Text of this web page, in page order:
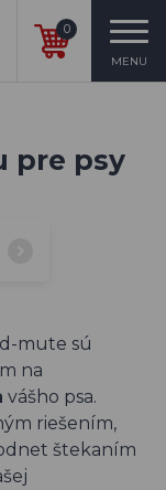
0
MENU
pre psy
mute sú
na
vášho psa.
riešením,
štekaním